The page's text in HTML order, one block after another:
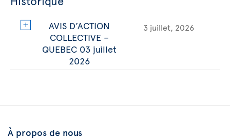
AVIS D’ACTION
COLLECTIVE –
QUEBEC 03 juillet
2026
3 juillet, 2026
À propos de nous